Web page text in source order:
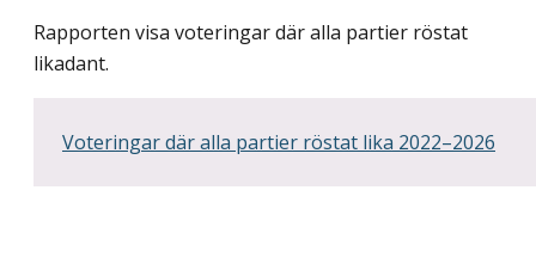
Rapporten visa voteringar där alla partier röstat
likadant.
Voteringar där alla partier röstat lika 2022–2026